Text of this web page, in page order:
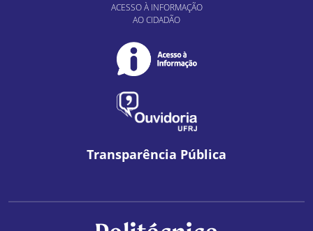
ACESSO À INFORMAÇÃO
AO CIDADÃO
Transparência Pública